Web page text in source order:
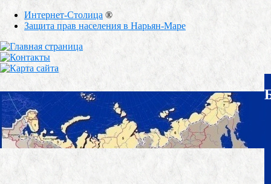
Интернет-Столица ®
Защита прав населения в Нарьян-Маре